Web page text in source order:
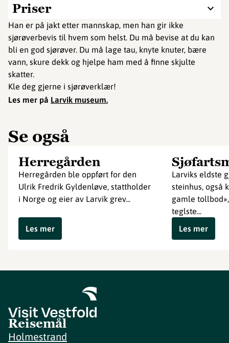
Priser
Han er på jakt etter mannskap, men han gir ikke
sjørøverbevis til hvem som helst. Du må bevise at du kan
bli en god sjørøver. Du må lage tau, knyte knuter, bære
vann, skure dekk og hjelpe ham med å finne skjulte
skatter.
Kle deg gjerne i sjørøverklær!
Les mer på Larvik museum.
Se også
Herregården
Herregården ble oppført for den
Ulrik Fredrik Gyldenløve, stattholder
i Norge og eier av Larvik grev...
Les mer
Larviks eldste
steinhus, også
gamle
teglste...
Les mer
Reisemål
Holmestrand